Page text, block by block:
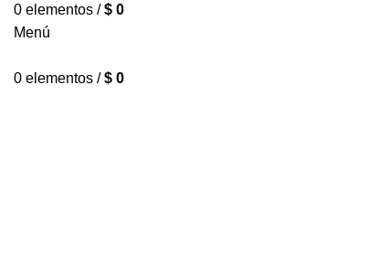
0 elementos / $ 0
Menú
0 elementos / $ 0